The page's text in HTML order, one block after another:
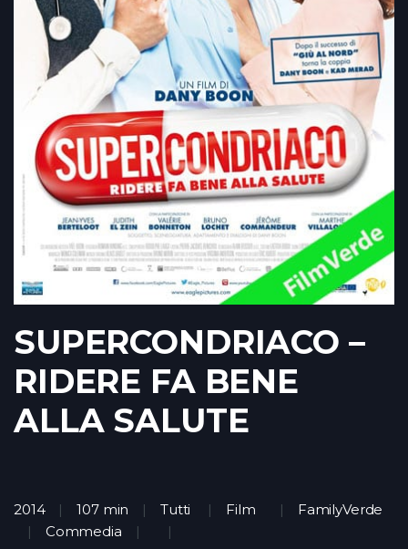
SUPERCONDRIACO –
RIDERE FA BENE
ALLA SALUTE
2014 107 min Tutti Film
FamilyVerde
Commedia